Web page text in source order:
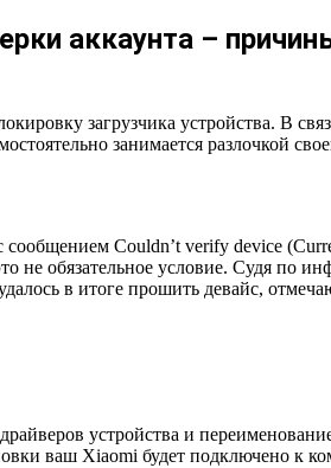
аккаунта –
загрузчика устройства. В
занимается разлочкой
Couldn’t verify device
обязательное условие. Судя по
в итоге прошить девайс,
устройства и
ваш Xiaomi будет подключено к